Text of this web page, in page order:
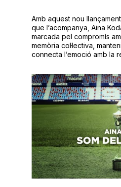
Amb aquest nou
que l’acompanya, Aina
marcada pel compromís
memòria col·lectiva,
connecta l’emoció amb la